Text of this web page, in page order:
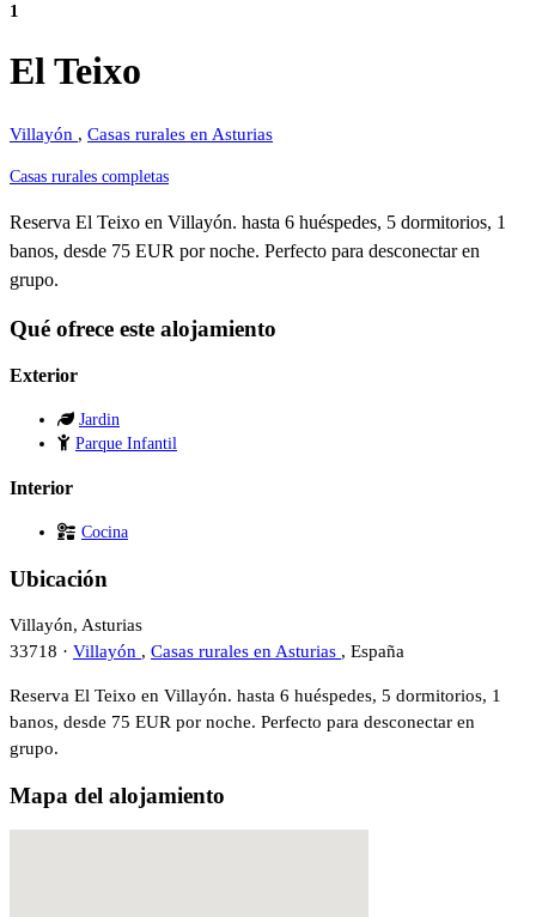
1
El Teixo
Villayón , Casas rurales en Asturias
Casas rurales completas
Reserva El Teixo en Villayón. hasta 6 huéspedes, 5 dormitorios, 1
banos, desde 75 EUR por noche. Perfecto para desconectar en
grupo.
Qué ofrece este alojamiento
Exterior
Jardin
Parque Infantil
Interior
Cocina
Ubicación
Villayón, Asturias
33718 · Villayón , Casas rurales en Asturias , España
Reserva El Teixo en Villayón. hasta 6 huéspedes, 5 dormitorios, 1
banos, desde 75 EUR por noche. Perfecto para desconectar en
grupo.
Mapa del alojamiento